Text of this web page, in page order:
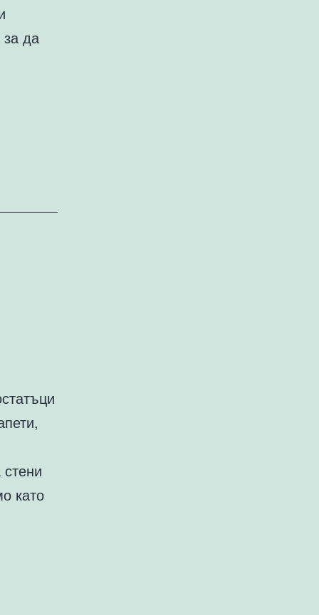
да
като